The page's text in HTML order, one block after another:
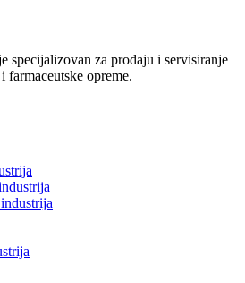
specijalizovan za prodaju i servisiranje
farmaceutske opreme.